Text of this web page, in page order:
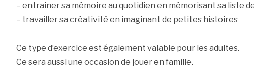
– entrainer sa mémoire au quotidien en mémorisant sa liste
– travailler sa créativité en imaginant de petites histoires
Ce type d’exercice est également valable pour les adultes.
Ce sera aussi une occasion de jouer en famille.